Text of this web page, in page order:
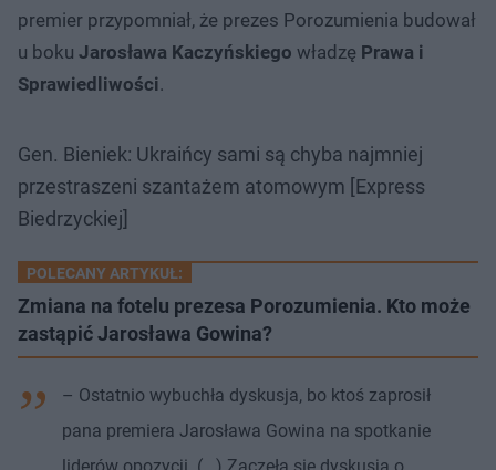
premier przypomniał, że prezes Porozumienia budował
u boku Jarosława Kaczyńskiego władzę Prawa i
Sprawiedliwości.
Gen. Bieniek: Ukraińcy sami są chyba najmniej
przestraszeni szantażem atomowym [Express
Biedrzyckiej]
POLECANY ARTYKUŁ:
Zmiana na fotelu prezesa Porozumienia. Kto może
zastąpić Jarosława Gowina?
– Ostatnio wybuchła dyskusja, bo ktoś zaprosił
pana premiera Jarosława Gowina na spotkanie
liderów opozycji. (...) Zaczęła się dyskusja o